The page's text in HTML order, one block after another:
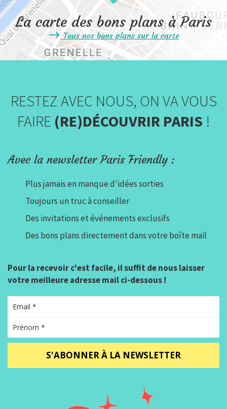
La carte des bons plans à Paris
Tous nos bons plans sur la carte
RESTEZ AVEC NOUS, ON VA VOUS
FAIRE (RE)DÉCOUVRIR PARIS !
Avec la newsletter Paris Friendly :
Plus jamais en manque d'idées sorties
Toujours un truc à conseiller
Des invitations et événements exclusifs
Des bons plans directement dans votre boîte mail
Pour la recevoir c'est facile, il suffit de nous laisser
votre meilleure adresse mail ci-dessous !
S'ABONNER À LA NEWSLETTER